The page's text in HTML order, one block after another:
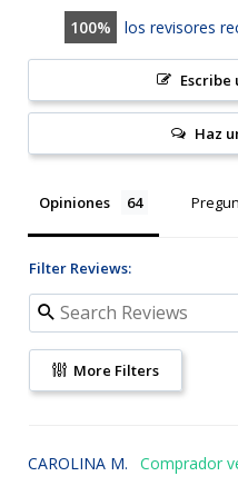
100 los revisores
Haz
Opiniones
Filter Reviews:
More Filters
CAROLINA M.